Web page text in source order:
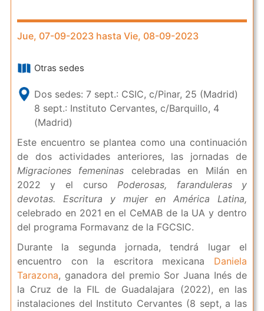
Jue, 07-09-2023 hasta Vie, 08-09-2023
Otras sedes
Dos sedes: 7 sept.: CSIC, c/Pinar, 25 (Madrid)
8 sept.: Instituto Cervantes, c/Barquillo, 4
(Madrid)
Este encuentro se plantea como una continuación
de dos actividades anteriores, las jornadas de
Migraciones femeninas celebradas en Milán en
2022 y el cursoPoderosas, faranduleras y
devotas. Escritura y mujer en América Latina,
celebrado en 2021 en el CeMAB de la UA y dentro
del programa Formavanz de la FGCSIC.
Durante la segunda jornada, tendrá lugar el
encuentro con la escritora mexicana Daniela
Tarazona, ganadora del premio Sor Juana Inés de
la Cruz de la FIL de Guadalajara (2022), en las
instalaciones del Instituto Cervantes (8 sept, a las